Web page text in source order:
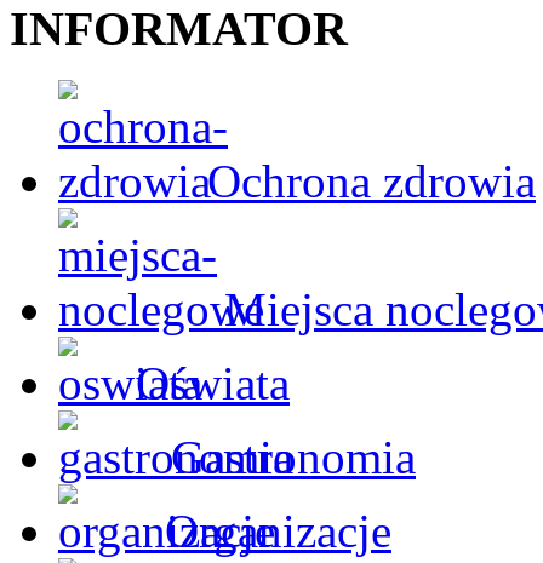
INFORMATOR
Ochrona zdrowia
Miejsca
Oświata
Gastronomia
Organizacje